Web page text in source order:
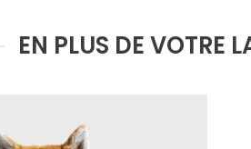
EN PLUS DE VOTRE